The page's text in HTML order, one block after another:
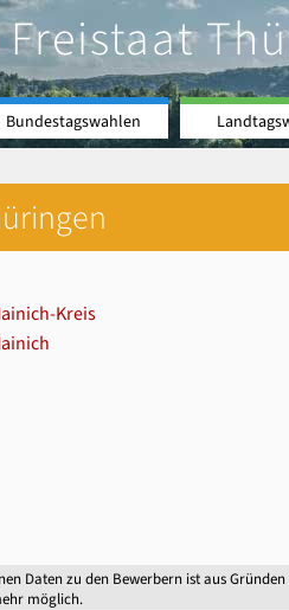
Bundestagswahlen
Kreis
Daten zu den Bewerbern ist aus
möglich.